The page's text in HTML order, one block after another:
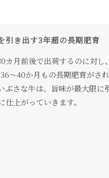
引き出す3年超の長期肥育
カ月前後で出荷するのに対し
〜40か月もの長期肥育がさ
ぶさな牛は、旨味が最大限に
仕上がっていきます。